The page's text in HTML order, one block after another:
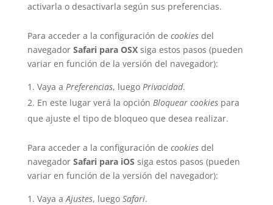
activarla o desactivarla según sus preferencias.
Para acceder a la configuración de cookiesdel
navegador Safari para OSXsiga estos pasos (pueden
variar en función de la versión del navegador):
Vaya a Preferencias, luego Privacidad.
En este lugar verá la opción Bloquear cookiespara
que ajuste el tipo de bloqueo que desea realizar.
Para acceder a la configuración de cookiesdel
navegador Safari para iOS siga estos pasos (pueden
variar en función de la versión del navegador):
Vaya aAjustes, luego Safari.